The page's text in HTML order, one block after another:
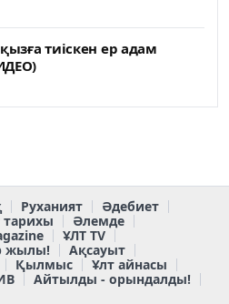
тиіскен ер адам
Руханият
Әдебиет
тарихы
Әлемде
ҰЛТ TV
жылы!
Ақсауыт
Қылмыс
Ұлт айнасы
Айтылды - орындалды!